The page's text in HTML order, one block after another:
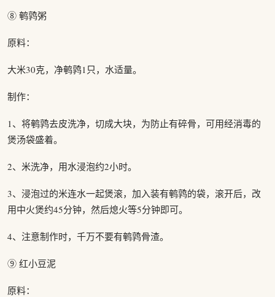
⑧ 鹌鹑粥
原料：
大米30克，净鹌鹑1只，水适量。
制作：
1、将鹌鹑去皮洗净，切成大块，为防止有碎骨，可用经消毒的
煲汤袋盛着。
2、米洗净，用水浸泡约2小时。
3、浸泡过的米连水一起煲滚，加入装有鹌鹑的袋，滚开后，改
用中火煲约45分钟，然后熄火等5分钟即可。
4、注意制作时，千万不要有鹌鹑骨渣。
⑨ 红小豆泥
原料：